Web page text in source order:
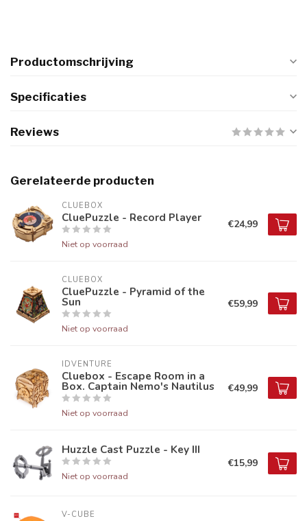
Productomschrijving
Specificaties
Reviews
Gerelateerde producten
CLUEBOX
CluePuzzle - Record Player
Niet op voorraad
€24,99
CLUEBOX
CluePuzzle - Pyramid of the
Sun
Niet op voorraad
€59,99
IDVENTURE
Cluebox - Escape Room in a
Box. Captain Nemo's Nautilus
Niet op voorraad
€49,99
Huzzle Cast Puzzle - Key III
Niet op voorraad
€15,99
V-CUBE